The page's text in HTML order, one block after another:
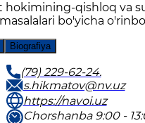
hokimining-qishloq va
masalalari bo'yicha
Biografiya
(79) 229-62-24.
s.hikmatov@nv.uz
https://navoi.uz
Chorshanba 9:00 -